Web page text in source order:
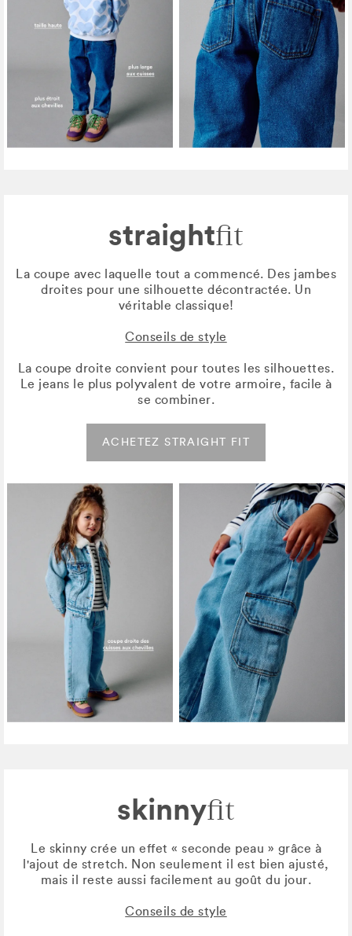
straightfit
La coupe avec laquelle tout a commencé. Des jambes
droites pour une silhouette décontractée. Un
véritable classique!
Conseils de style
La coupe droite convient pour toutes les silhouettes.
Le jeans le plus polyvalent de votre armoire, facile à
se combiner.
ACHETEZ STRAIGHT FIT
skinnyfit
Le skinny crée un effet « seconde peau » grâce à
l'ajout de stretch. Non seulement il est bien ajusté,
mais il reste aussi facilement au goût du jour.
Conseils de style